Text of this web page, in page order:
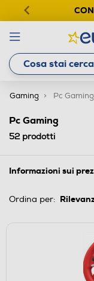
Gaming Pc Gaming
Pc Gaming
52prodotti
Informazioni sui
Ordina per: